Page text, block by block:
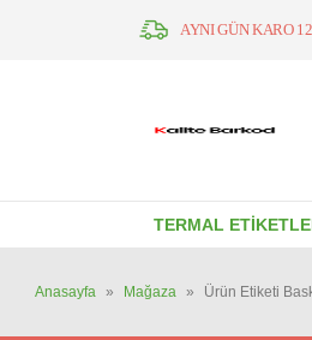
AYNI GÜN KARO
TERMAL
Anasayfa » Mağaza » Ürün Etiketi